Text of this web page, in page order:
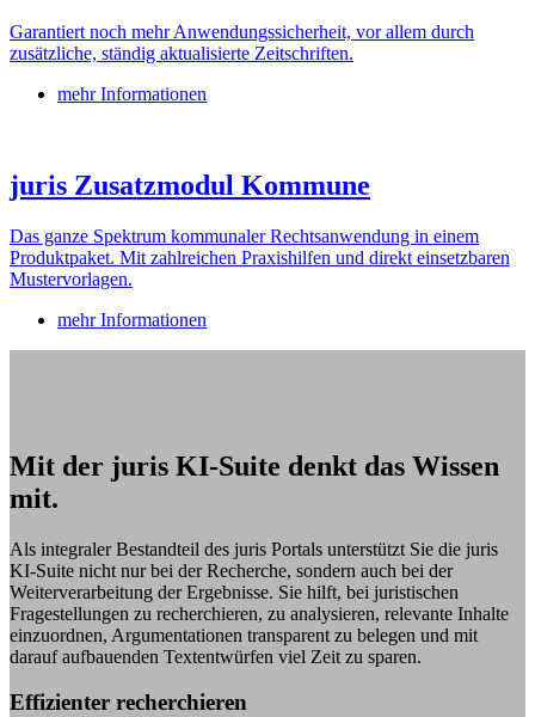
Garantiert noch mehr Anwendungssicherheit, vor allem durch
zusätzliche, ständig aktualisierte Zeitschriften.
mehr Informationen
juris Zusatzmodul Kommune
Das ganze Spektrum kommunaler Rechtsanwendung in einem
Produktpaket. Mit zahlreichen Praxishilfen und direkt einsetzbaren
Mustervorlagen.
mehr Informationen
Mit der juris KI-Suite denkt das Wissen
mit.
Als integraler Bestandteil des juris Portals unterstützt Sie die juris
KI-Suite nicht nur bei der Recherche, sondern auch bei der
Weiterverarbeitung der Ergebnisse. Sie hilft, bei juristischen
Fragestellungen zu recherchieren, zu analysieren, relevante Inhalte
einzuordnen, Argumentationen transparent zu belegen und mit
darauf aufbauenden Textentwürfen viel Zeit zu sparen.
Effizienter recherchieren